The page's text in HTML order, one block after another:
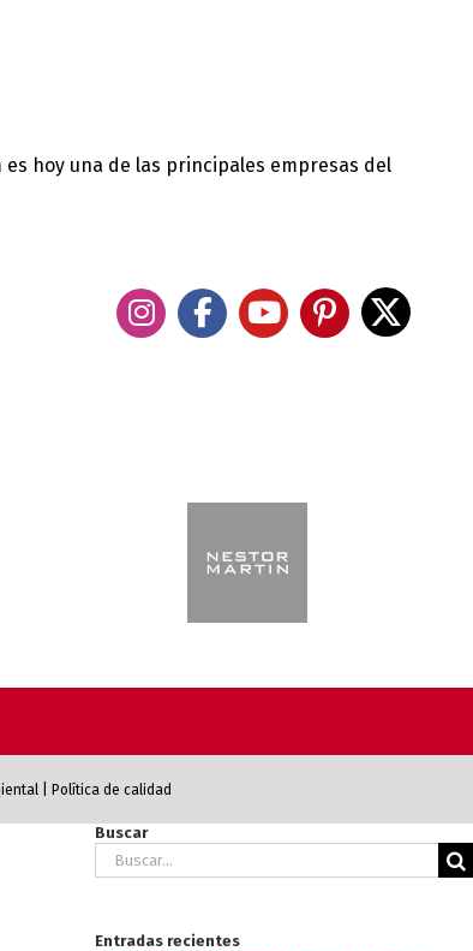
hoy una de las principales empresas del
Política de calidad
Buscar
Buscar:
Entradas recientes